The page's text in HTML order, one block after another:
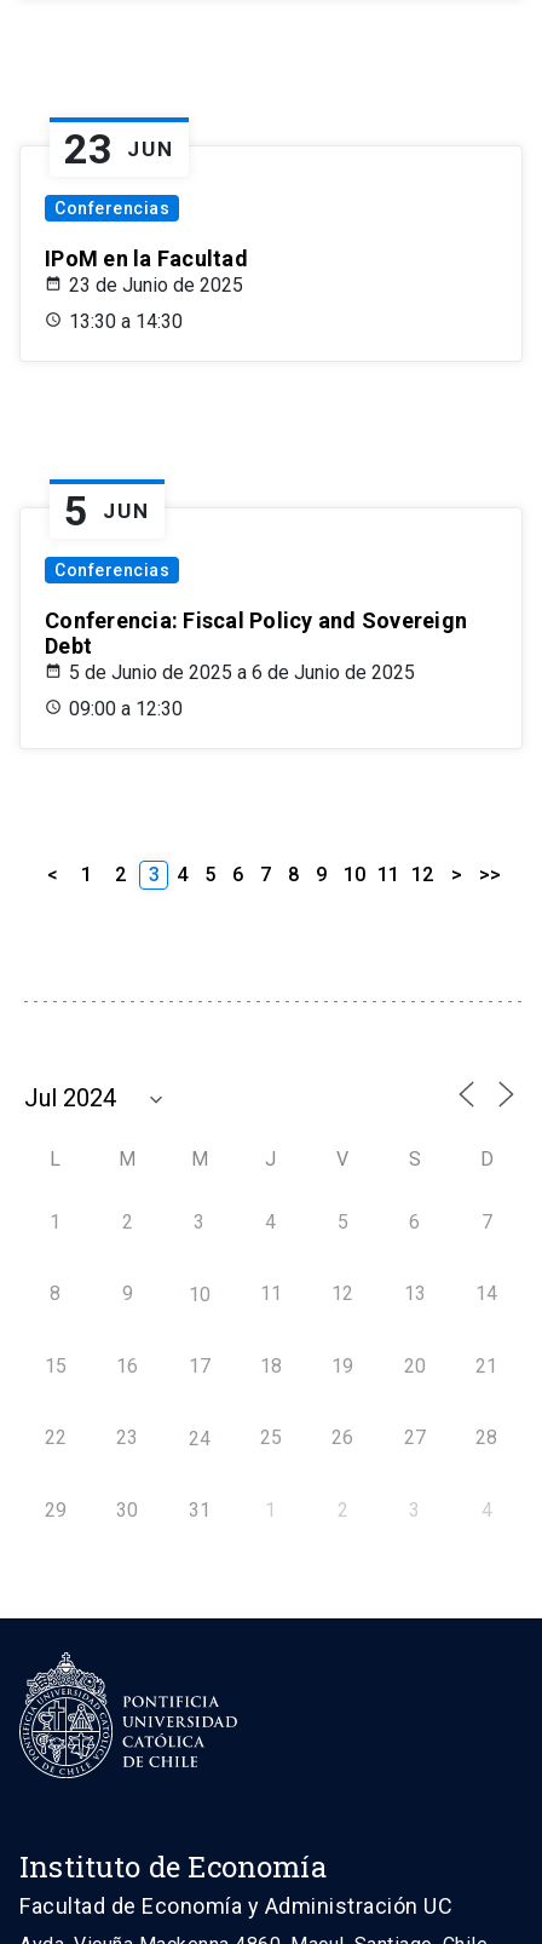
23 JUN
Conferencias
IPoM en la Facultad
23 de Junio de 2025
13:30 a 14:30
5 JUN
Conferencias
Conferencia: Fiscal Policy and Sovereign
Debt
5 de Junio de 2025 a 6 de Junio de 2025
09:00 a 12:30
< 1 2 3 4 5 6 7 8 9 10 11 12 > >>
L M M J V S D
1 2 3 4 5 6 7
8 9 10 11 12 13 14
15 16 17 18 19 20 21
22 23 24 25 26 27 28
29 30 31 1 2 3 4
Instituto de Economía
Facultad de Economía y Administración UC